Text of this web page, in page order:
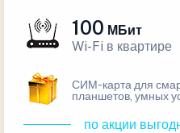
100 МБит
Wi-Fi в квартире
СИМ-карта для
планшетов, умных
по акции